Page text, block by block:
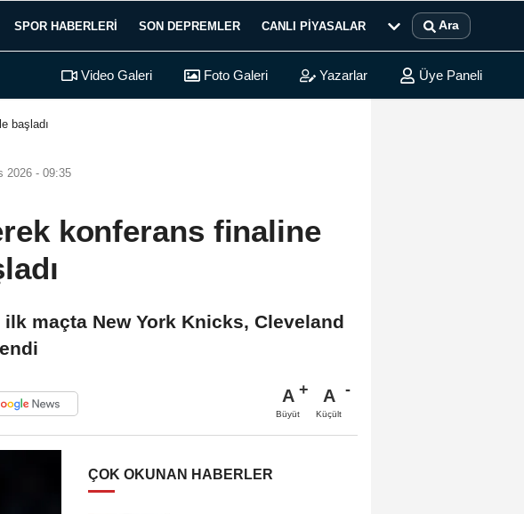
SPOR HABERLERI SON DEPREMLER CANLI PIYASALAR Ara
Video Galeri Foto Galeri Yazarlar Üye Paneli
başladı
2026 - 09:35
konferans finaline
ilk maçta New York Knicks, Cleveland
A
Büyüt
A
Küçült
ÇOK OKUNAN HABERLER